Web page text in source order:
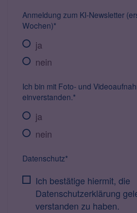
Anmeldung zum KI-Newsletter
Wochen)*
ja
nein
Ich bin mit Foto- und
einverstanden.*
ja
nein
Datenschutz*
Ich bestätige hiermit, die
Datenschutzerklärung
verstanden zu haben.